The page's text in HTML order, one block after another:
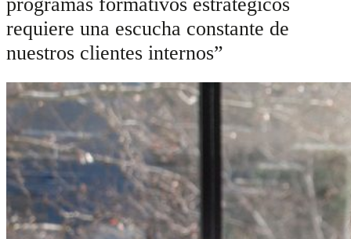
requiere una escucha constante de
nuestros clientes internos”